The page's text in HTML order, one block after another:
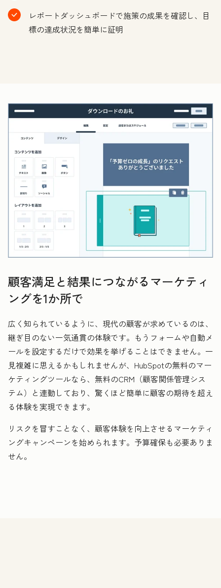
レポートダッシュボードで施策の成果を確認し、目
標の達成状況を簡単に証明
顧客満足と結果につながるマーケティ
ングを1か所で
広く知られているように、現代の顧客が求めているのは、
継ぎ目のない一気通貫の体験です。もうフォームや自動メ
ールを設定するだけで効果を挙げることはできません。一
見複雑に思えるかもしれませんが、HubSpotの無料のマー
ケティングツールなら、無料のCRM（顧客関係管理シス
テム）と連動しており、驚くほど簡単に顧客の期待を超え
る体験を実現できます。
リスクを冒すことなく、顧客体験を向上させるマーケティ
ングキャンペーンを始められます。予算確保も必要ありま
せん。